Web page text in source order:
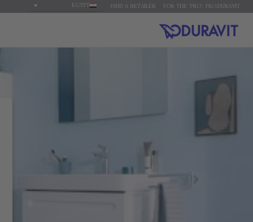
FOR THE 'PRO': PRO.DURAVIT
FIND A RETAILER
EGYPT